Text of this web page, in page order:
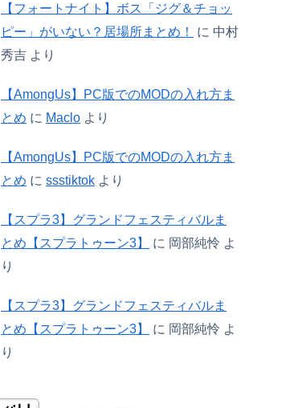
【フォートナイト】ボス「ジグ＆チョッ
ピー」がいない？居場所まとめ！
に 中村
秀吉 より
【AmongUs】PC版でのMODの入れ方ま
とめ に Maclo より
【AmongUs】PC版でのMODの入れ方ま
とめ に ssstiktok より
【スプラ3】グランドフェスティバルま
とめ【スプラトゥーン3】
に 岡部純怜 よ
り
【スプラ3】グランドフェスティバルま
とめ【スプラトゥーン3】
に 岡部純怜 よ
り